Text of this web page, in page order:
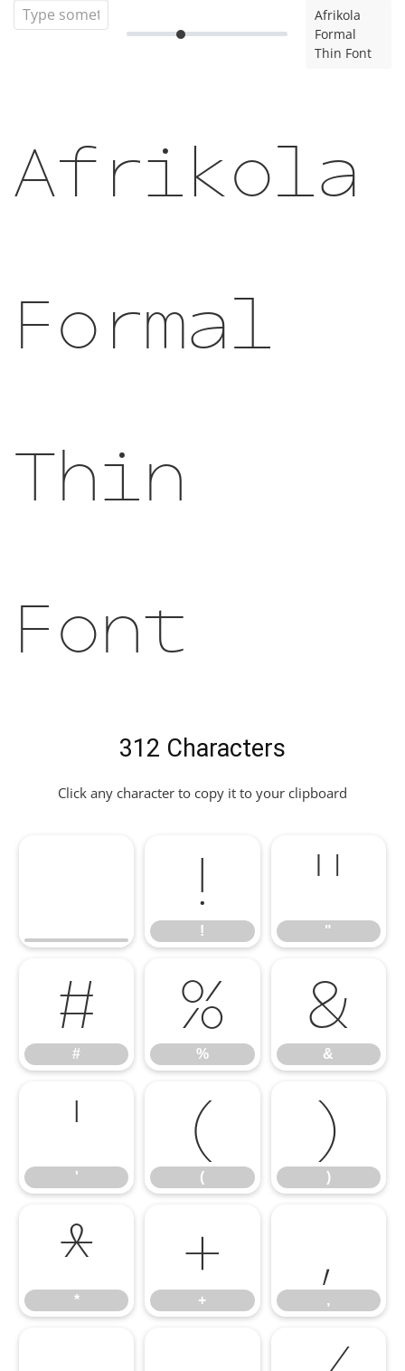
Afrikola
Formal
Thin Font
Afrikola
Formal
Thin
Font
312 Characters
Click any character to copy it to your clipboard
!
!
"
"
#
#
%
%
&
&
'
'
(
(
)
)
*
*
+
+
,
,